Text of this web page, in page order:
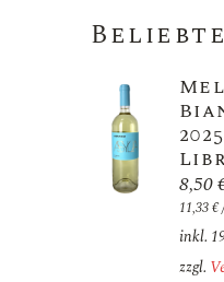
8,50
11,33€
inkl.
zzgl.